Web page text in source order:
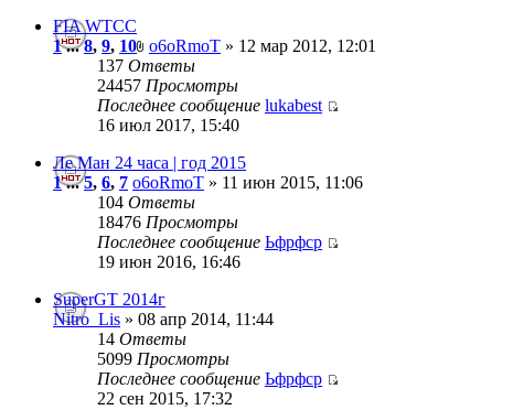
FIA WTCC
1...8, 9, 10 o6oRmoT » 12 мар 2012, 12:01
137 Ответы
24457 Просмотры
Последнее сообщение lukabest
16 июл 2017, 15:40
Ле Ман 24 часа | год 2015
1...5, 6, 7 o6oRmoT » 11 июн 2015, 11:06
104 Ответы
18476 Просмотры
Последнее сообщение Ьфрфср
19 июн 2016, 16:46
SuperGT 2014г
Nitro_Lis » 08 апр 2014, 11:44
14 Ответы
5099 Просмотры
Последнее сообщение Ьфрфср
22 сен 2015, 17:32